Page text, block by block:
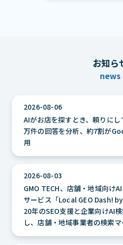
お知ら
news
2026-08-06
AIがお店を探すとき、頼りに
万件の回答を分析、約7割が
用
2026-08-03
GMO TECH、店舗・地域向け
サービス「Local GEO Dash!
20年のSEO支援と企業向けAI
し、店舗・地域事業者の検索